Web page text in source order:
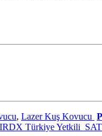
, Lazer Kuş Kovucu
Türkiye Yetkili